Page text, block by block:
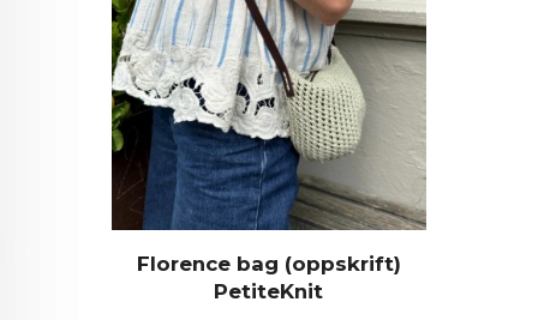
Florence bag (oppskrift)
PetiteKnit